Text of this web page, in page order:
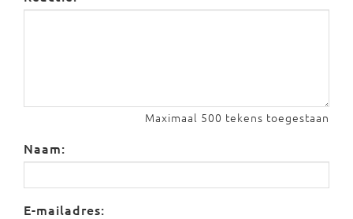
Maximaal 500 tekens toegestaan
Naam:
E-mailadres: